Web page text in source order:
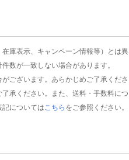
表示、キャンペーン情報等）とは
数が一致しない場合があります。
ございます。あらかじめご了承くださ
ください。また、送料・手数料に
については こちら をご参照ください。